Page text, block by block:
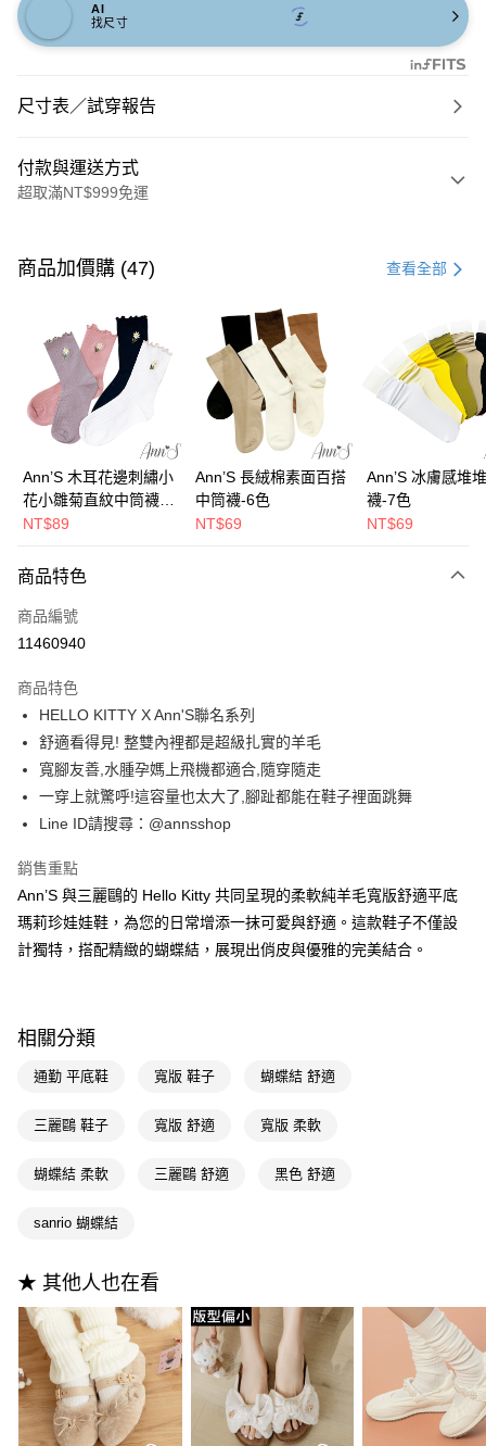
AI
找尺寸
尺寸表／試穿報告
付款與運送方式
超取滿NT$999免運
信用卡一次付款
3 期 0 利率 每期 21家銀行
合作金庫商業銀行
第一商業銀行
華南商業銀行
彰化商業銀行
上海商業儲蓄銀行
台北富邦商業銀行
國泰世華商業銀行
兆豐國際商業銀行
臺灣中小企業銀行
台中商業銀行
匯豐（台灣）商業銀行
華泰商業銀行
聯邦商業銀行
遠東國際商業銀行
元大商業銀行
台新國際商業銀行
6 期 0 利率 每期NT$346 21家銀行
合作金庫商業銀行
第一商業銀行
華南商業銀行
彰化商業銀行
上海商業儲蓄銀行
台北富邦商業銀行
國泰世華商業銀行
兆豐國際商業銀行
臺灣中小企業銀行
台中商業銀行
匯豐（台灣）商業銀行
元大商業銀行
玉山商業銀行
台新國際商業銀行
台灣樂天信用卡公司
購物金
LINE Pay
Apple Pay
街口支付
悠遊付
Google Pay
全支付
大哥付你分期
相關說明
【大哥付你分期使用說明】
1.本服務由台灣大哥大提供，台灣大哥大用戶可立即使用無須另外申請。
2.付款方式選擇「大哥付你分期」，訂單成立後會自動跳轉到大哥付的交易
成交易。
4.訂單成立30分鐘內，如未前往確認交易或遇審核未通過，訂單將自動取
消。如遇「轉專審核」未通過狀況，表示未達大哥付你分期系統評分，恕無
法說明評估內容。
【繳款方式說明】
帳／街口支付／iPASS MONEY」等通路繳費。
【注意事項】
用戶於交易時，得透過本服務購買商品或服務，並由商店將買賣／分期付款
資料（包含姓名、電話或地址）提供予台灣大哥大進項蒐集、處理及利用，
3.完整用戶服務條款，請詳閱以下連結：
AFTEE先享後付
相關說明
AFTEE先享後付是「在收到商品之後才付款」的支付方式。 讓您購物簡單
便利好安心！
１．簡單：不需註冊會員、不需綁卡、不需儲值。
２．便利：只要手機號碼，簡訊認證，即可結帳。
３．安心：先確認商品／服務後，再付款。
結帳頁面，進行簡訊認證並確認金額後，即可完成結帳。
２．訂單成立數日內，您將收到繳費通知簡訊。
３．收到繳費通知簡訊後14天內，點擊此簡訊中的連結，可透過四大超商／
ATM／網路銀行／等多元方式進行付款，方視為交易完成。
購買商品的店家。未經商家同意取消之訂單仍視為有效，需透過AFTEE先享
※ 交易是否成功請以「AFTEE先享後付 」之結帳頁面顯示為準，若有關於
是否繳費成功／繳費後需取消欲退款等相關疑問，請聯繫「AFTEE先享後付
易，需依本服務之必要範圍內提供個人資料，並將交易相關給付款項請求債
２．關於個人資料處理事宜，請瀏覽以下網址：
https://aftee.tw/terms/#terms3
３．未成年的使用者請事先徵得法定代理人或監護人之同意方可使用
「AFTEE先享後付」，若未經同意申辦者引起之損失，本公司不負相關責
任。
４．使用「AFTEE先享後付」時，將依據個別帳號之用戶狀況，依本公司即
時審查核予不同之上限額度；若仍有額度不足之情形，本公司將視審查結果
ATM付款
運送方式
全家付款取貨
付款後全家取貨
每筆NT$100，滿NT$999(含以上)免運費
付款後萊爾富取貨
付款後7-11取貨
每筆NT$100，滿NT$999(含以上)免運費
宅配
每筆NT$100，滿NT$999(含以上)免運費
商品加價購 (47) 查看全部
Ann’S 木耳花邊刺繡小
花小雛菊直紋中筒襪-4
色
NT$89
Ann’S 長絨棉素面百搭
中筒襪-6色
NT$69
Ann’S 冰膚感堆
襪-7色
NT$69
商品特色
商品編號
11460940
商品特色
HELLO KITTY X Ann'S聯名系列
舒適看得見! 整雙內裡都是超級扎實的羊毛
寬腳友善,水腫孕媽上飛機都適合,隨穿隨走
一穿上就驚呼!這容量也太大了,腳趾都能在鞋子裡面跳舞
Line ID請搜尋：@annsshop
銷售重點
Ann’S 與三麗鷗的 Hello Kitty 共同呈現的柔軟純羊毛寬版舒適平底
瑪莉珍娃娃鞋，為您的日常增添一抹可愛與舒適。這款鞋子不僅設
計獨特，搭配精緻的蝴蝶結，展現出俏皮與優雅的完美結合。
相關分類
通勤 平底鞋 寬版 鞋子 蝴蝶結 舒適
三麗鷗 鞋子 寬版 舒適 寬版 柔軟
蝴蝶結 柔軟 三麗鷗 舒適 黑色 舒適
sanrio 蝴蝶結
★ 其他人也在看